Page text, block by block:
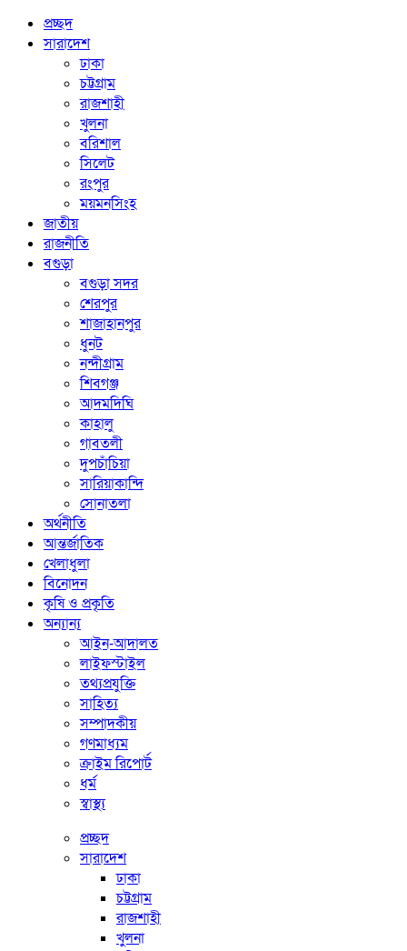
প্রচ্ছদ
সারাদেশ
ঢাকা
চট্টগ্রাম
রাজশাহী
খুলনা
বরিশাল
সিলেট
রংপুর
ময়মনসিংহ
জাতীয়
রাজনীতি
বগুড়া
বগুড়া সদর
শেরপুর
শাজাহানপুর
ধুনট
নন্দীগ্রাম
শিবগঞ্জ
আদমদিঘি
কাহালু
গাবতলী
দুপচাঁচিয়া
সারিয়াকান্দি
সোনাতলা
অর্থনীতি
আন্তর্জাতিক
খেলাধুলা
বিনোদন
কৃষি ও প্রকৃতি
অন্যান্য
আইন-আদালত
লাইফস্টাইল
তথ্যপ্রযুক্তি
সাহিত্য
সম্পাদকীয়
গণমাধ্যম
ক্রাইম রিপোর্ট
ধর্ম
স্বাস্থ্য
প্রচ্ছদ
সারাদেশ
ঢাকা
চট্টগ্রাম
রাজশাহী
খুলনা